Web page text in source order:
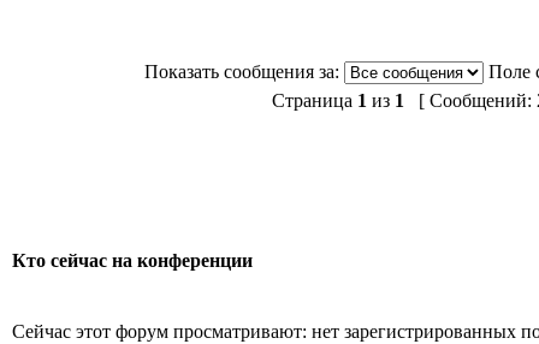
Показать сообщения за:
Поле
Страница 1 из 1 [ Сообщений:
Кто сейчас на конференции
Сейчас этот форум просматривают: нет зарегистрированных